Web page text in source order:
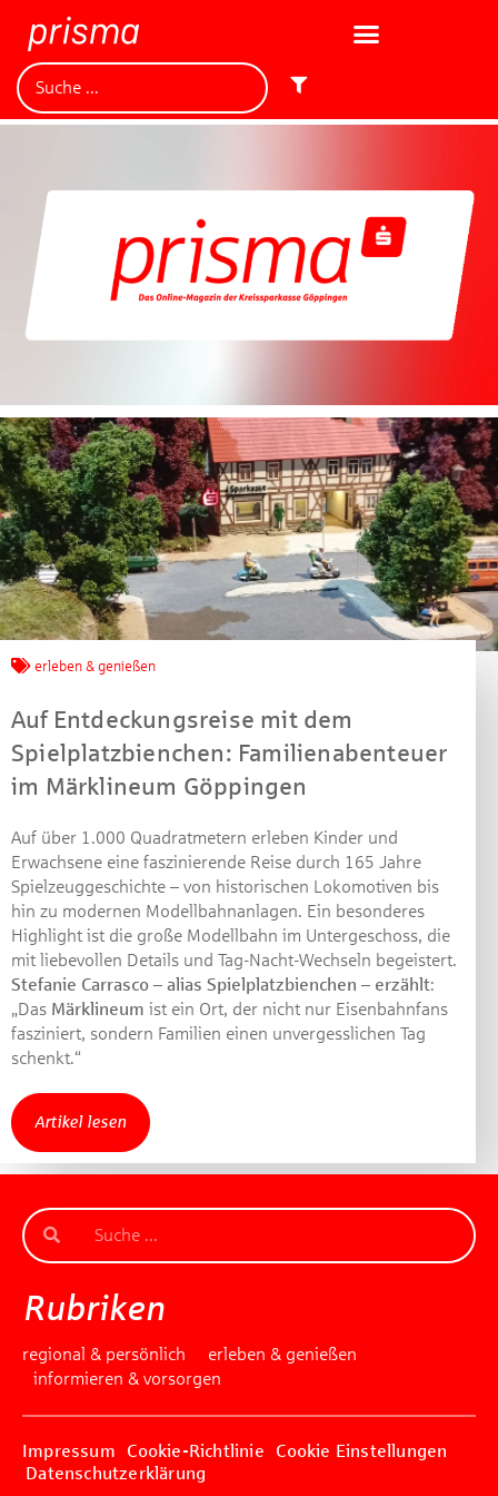
erleben & genießen
Auf Entdeckungsreise mit dem
Spielplatzbienchen: Familienabenteuer
im Märklineum Göppingen
Auf über 1.000 Quadratmetern erleben Kinder und
Erwachsene eine faszinierende Reise durch 165 Jahre
Spielzeuggeschichte – von historischen Lokomotiven bis
hin zu modernen Modellbahnanlagen. Ein besonderes
Highlight ist die große Modellbahn im Untergeschoss, die
mit liebevollen Details und Tag-Nacht-Wechseln begeistert.
Stefanie Carrasco – alias Spielplatzbienchen – erzählt:
„Das Märklineum ist ein Ort, der nicht nur Eisenbahnfans
fasziniert, sondern Familien einen unvergesslichen Tag
schenkt.“
Artikel lesen
Rubriken
regional & persönlich
erleben & genießen
informieren & vorsorgen
Impressum Cookie-Richtlinie
Cookie Einstellungen
Datenschutzerklärung
Jetzt mitmachen und
gewinnen!
Machen Sie mit bei unserem Gewinnspiel! Bis 31.
Treffpunkt Gold der Kreissparkasse Göppingen im Wert
von je 30 Euro.
Beantworten Sie einfach folgende Frage:
Welches Jubiläum feiert die Kreissparkasse
Göppingen in diesem Jahr?
Gewinnspiel geschlossen